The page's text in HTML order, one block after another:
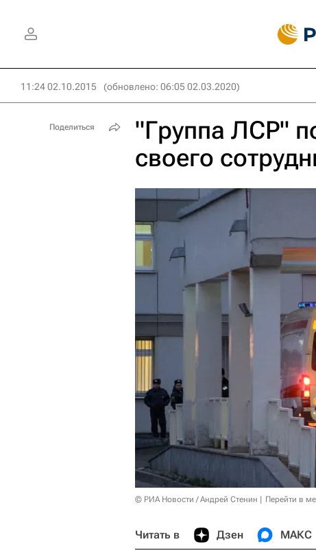
11:24 02.10.2015 (обновлено: 06:05 02.03.2020)
"Группа ЛСР"
своего
© РИА Новости / Андрей Стенин Перейти в
Читать в Дзен МАКС
Поделиться